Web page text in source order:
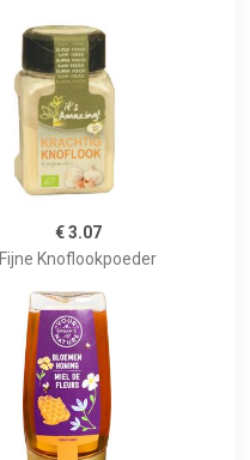
€ 3.07
Fijne Knoflookpoeder